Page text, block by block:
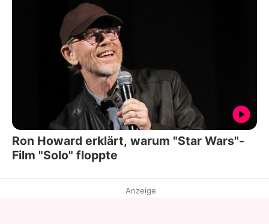
Ron Howard erklärt, warum "Star Wars"-
Film "Solo" floppte
Anzeige